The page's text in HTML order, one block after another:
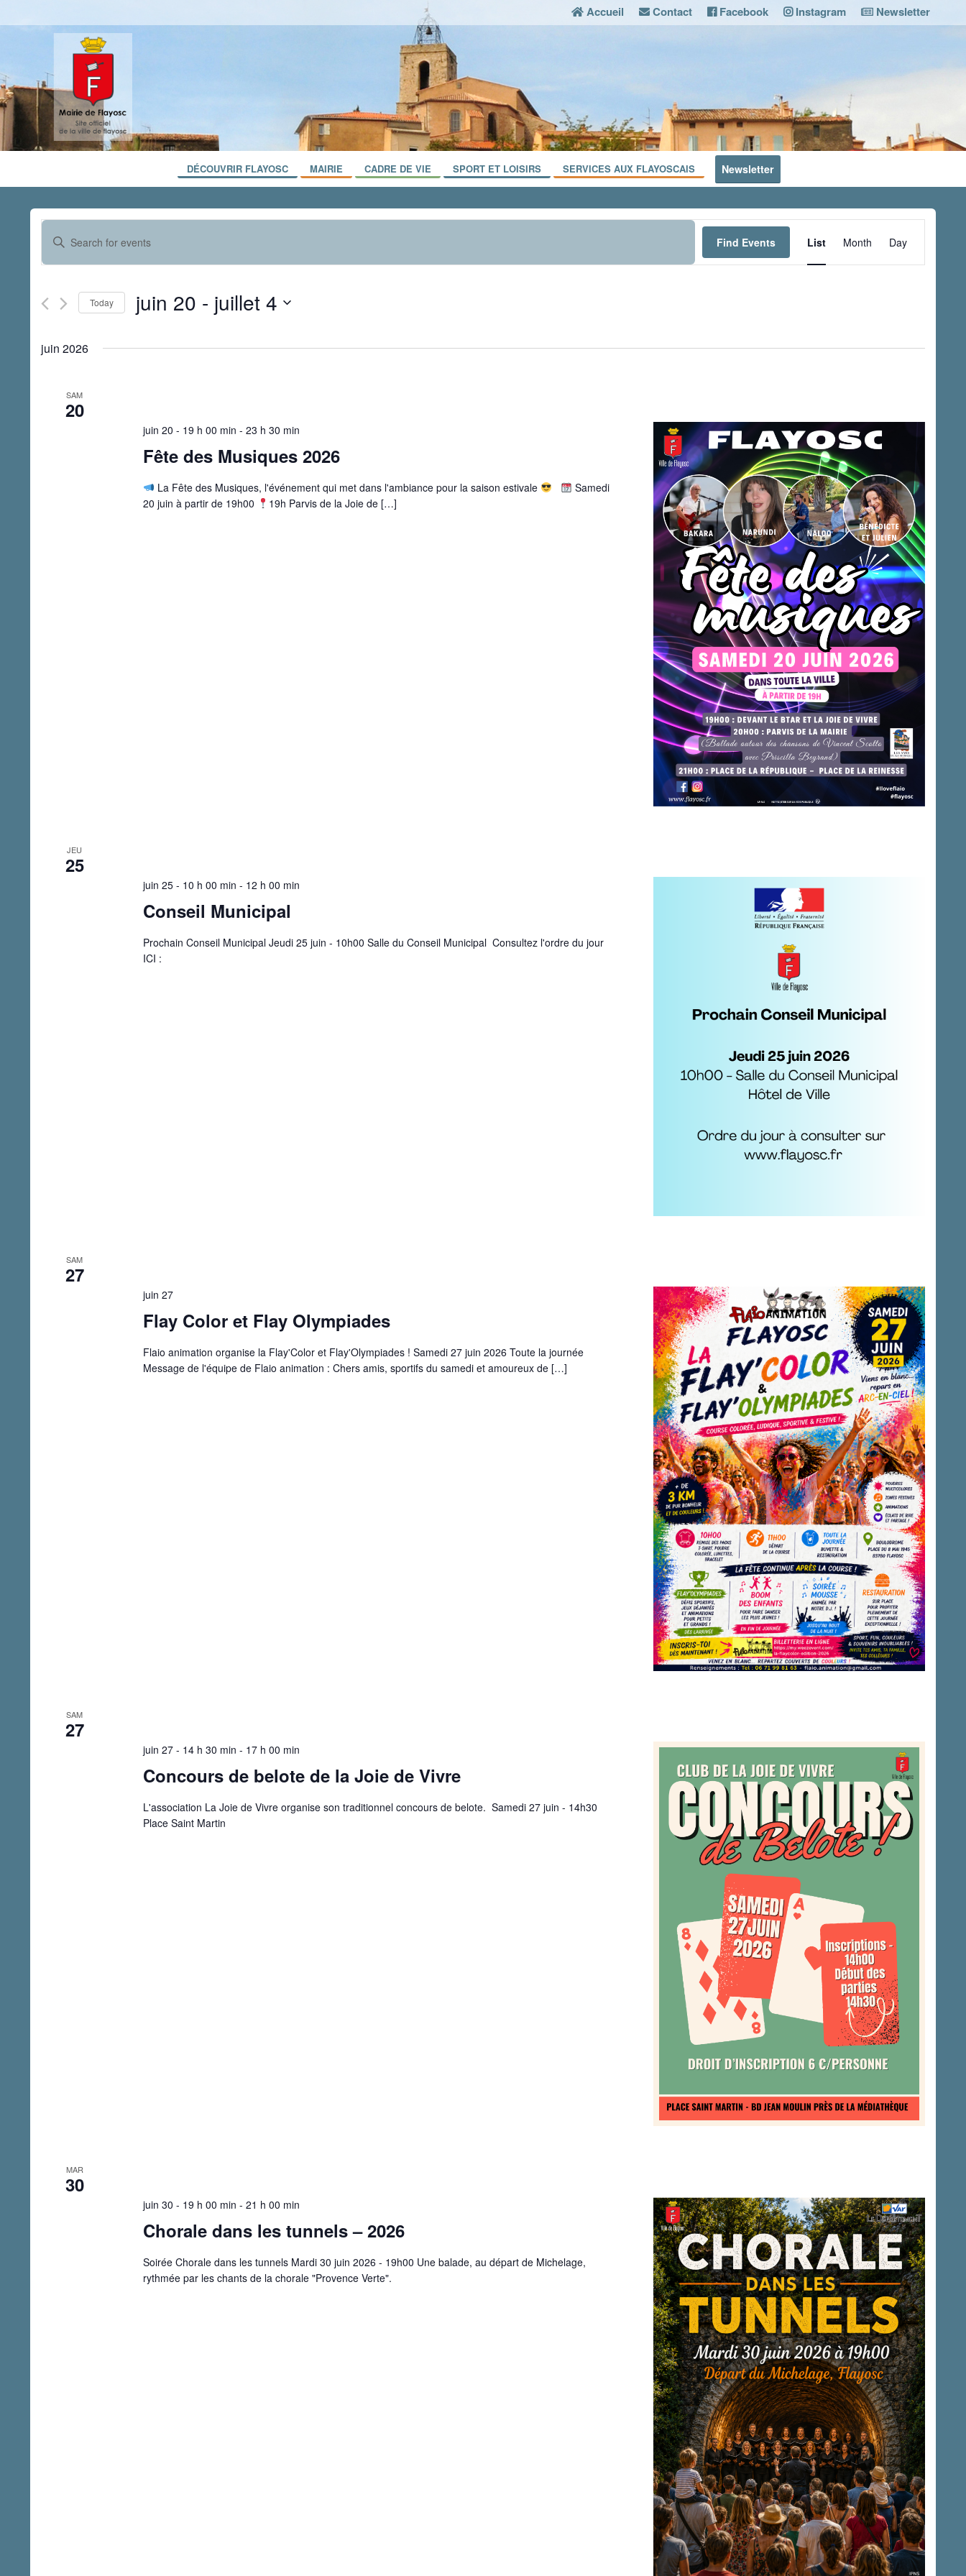
Accueil Contact Facebook Instagram Newsletter
DÉCOUVRIR FLAYOSC MAIRIE CADRE DE VIE SPORT ET LOISIRS SERVICES AUX FLAYOSCAIS Newsletter
Events
Search
and
Views
Navigation
Enter
Keyword.
Search
Events
by
Find Events
Event
Views
List Month Day
Today juin 20 - juillet 4
juin 2026
SAM
20
juin 20 - 19 h 00 min - 23 h 30 min
Fête des Musiques 2026
La Fête des Musiques, l'événement qui met dans l'ambiance pour la saison estivale
Samedi
20 juin à partir de 19h00
19h Parvis de la Joie de […]
JEU
25
juin 25 - 10 h 00 min - 12 h 00 min
Conseil Municipal
Prochain Conseil Municipal Jeudi 25 juin - 10h00 Salle du Conseil Municipal Consultez l'ordre du jour
ICI :
SAM
27
juin 27
Flay Color et Flay Olympiades
Flaio animation organise la Flay'Color et Flay'Olympiades ! Samedi 27 juin 2026 Toute la journée
Message de l'équipe de Flaio animation : Chers amis, sportifs du samedi et amoureux de […]
SAM
27
juin 27 - 14 h 30 min - 17 h 00 min
Concours de belote de la Joie de Vivre
L'association La Joie de Vivre organise son traditionnel concours de belote. Samedi 27 juin - 14h30
Place Saint Martin
MAR
30
juin 30 - 19 h 00 min - 21 h 00 min
Chorale dans les tunnels – 2026
Soirée Chorale dans les tunnels Mardi 30 juin 2026 - 19h00 Une balade, au départ de Michelage,
rythmée par les chants de la chorale "Provence Verte".